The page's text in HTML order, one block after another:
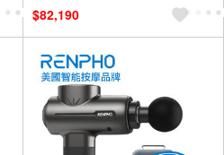
及使用6期以上分期0利率,需付
基本安裝運費)
滿額折$500
滿額贈券
$82,190